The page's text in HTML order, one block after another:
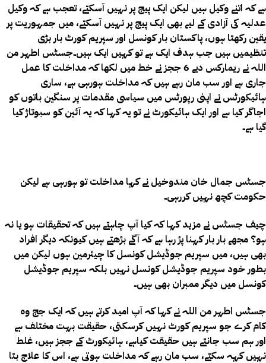
ہے کہ اتنے وکیل ہیں لیکن ایک پیج پر نہیں آسکتے، تعجب ہے کہ وکیل
عدلیہ کی آزادی کے لیے بھی ایک پیج پر نہیں آسکتے، میں جمہوریت پر
یقین رکھتا ہوں، پاکستان بار کونسل اور سپریم کورٹ بار بڑی
تنظیمیں ہیں جب ہدف ایک ہے تو کہیں ایک ہیں۔جسٹس اطہر من
اللہ نے ریمارکس دیے 6 ججز نے خط میں لکھا کہ مداخلت کا عمل
جاری ہے اور سب مان رہے ہیں کہ مداخلت ہورہی ہے، ساری
ہائیکورٹس نے اپنی رپورٹس میں سیاسی مقدمات پر سنگین باتوں کو
اجاگر کیا ہے اور ایک ہائیکورٹ نے تو یہ کہا کہ یہ آئین کو سبوتاژ کیا
گیا ہے۔
جسٹس جمال خان مندوخیل نے کہا مداخلت تو ہورہی ہے لیکن
حکومت کچھ نہیں کررہی۔
چیف جسٹس نے مزید کہا کہ کیا آپ چاہتے ہیں کہ تحقیقات ہو یا نہ
ہو؟ مجھے بار بار کہنا پڑ رہا ہے کہ آگے بڑھتے ہیں کیونکہ دیگر افراد
بھی ہیں، میں سپریم جوڈیشل کونسل کا چیئرمین ہوں لیکن میں
بطور خود سپریم جوڈیشل کونسل نہیں بلکہ سپریم جوڈیشل
کونسل میں دیگر ممبران بھی ہیں۔
کام کرے جو سپریم کورٹ نہیں کرسکتی، حقیقت بہت مختلف ہے
اور ہم سب جانتے ہیں حقیقت کیاہے، ہائیکورٹ کے ججز ہیں، غلط
نہیں کہہ سکتے، سب مان رہے کہ مداخلت ہوتی ہے، اس کا علاج بتا